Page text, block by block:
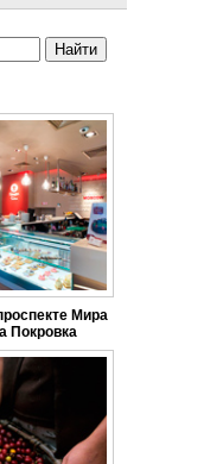
Мира
Покровка